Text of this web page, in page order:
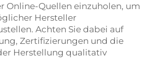
Online-Quellen einzuholen, um
Hersteller
Achten Sie dabei auf
Zertifizierungen und die
Herstellung qualitativ